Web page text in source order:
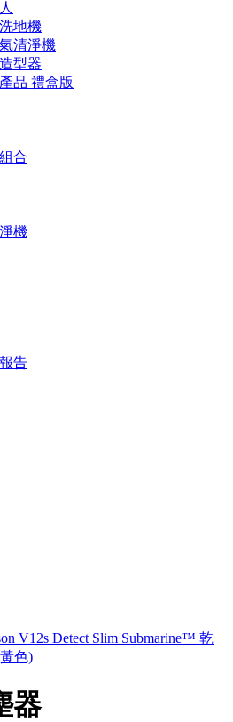
地機
清淨機
型器
品 禮盒版
合
機
告
V12s Detect Slim Submarine™ 乾
色)
器